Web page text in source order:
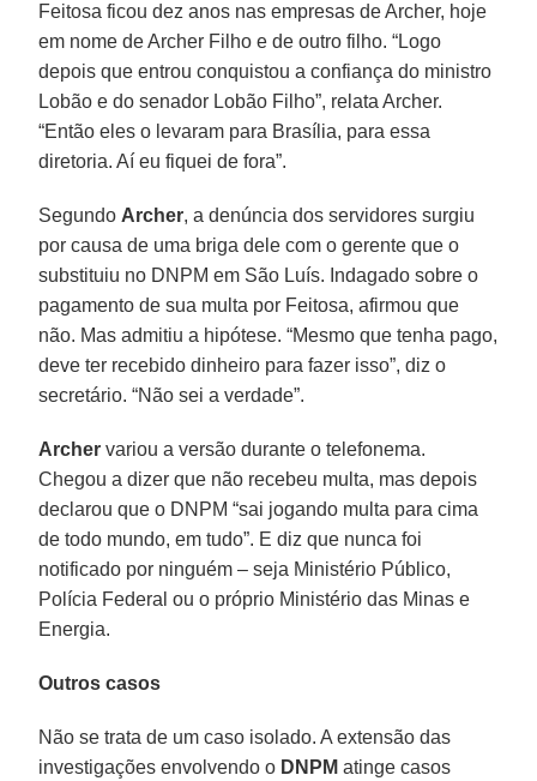
Feitosa ficou dez anos nas empresas de Archer, hoje
em nome de Archer Filho e de outro filho. “Logo
depois que entrou conquistou a confiança do ministro
Lobão e do senador Lobão Filho”, relata Archer.
“Então eles o levaram para Brasília, para essa
diretoria. Aí eu fiquei de fora”.
Segundo Archer, a denúncia dos servidores surgiu
por causa de uma briga dele com o gerente que o
substituiu no DNPM em São Luís. Indagado sobre o
pagamento de sua multa por Feitosa, afirmou que
não. Mas admitiu a hipótese. “Mesmo que tenha pago,
deve ter recebido dinheiro para fazer isso”, diz o
secretário. “Não sei a verdade”.
Archer variou a versão durante o telefonema.
Chegou a dizer que não recebeu multa, mas depois
declarou que o DNPM “sai jogando multa para cima
de todo mundo, em tudo”. E diz que nunca foi
notificado por ninguém – seja Ministério Público,
Polícia Federal ou o próprio Ministério das Minas e
Energia.
Outros casos
Não se trata de um caso isolado. A extensão das
investigações envolvendo o DNPM atinge casos